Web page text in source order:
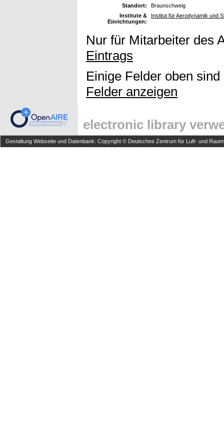
Standort:
Braunschweig
Institute &
Einrichtungen:
Institut für Aerodynamik und
Nur für Mitarbeiter des
Eintrags
Einige Felder oben
Felder anzeigen
electronic library
Gestaltung Webseite und Datenbank: Copyright © Deutsches Zentrum für Luft- und